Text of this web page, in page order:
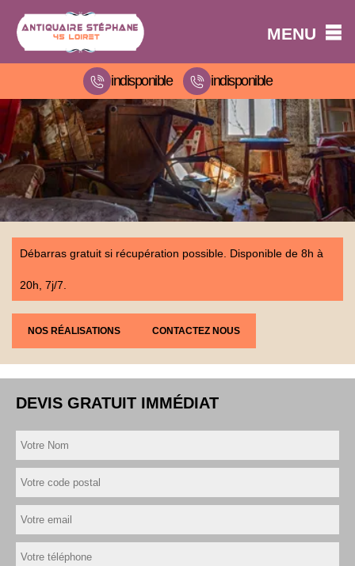
MENU
indisponible indisponible
Débarras gratuit si récupération possible. Disponible de 8h à
20h, 7j/7.
NOS RÉALISATIONS CONTACTEZ NOUS
DEVIS GRATUIT IMMÉDIAT